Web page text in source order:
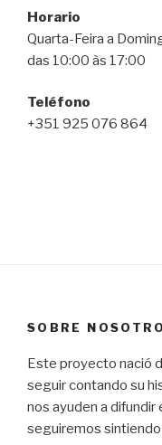
Horario
Quarta-Feira a
das 10:00 às 17:00
Teléfono
+351 925 076 864
SOBRE
Este proyecto nació
seguir contando su
nos ayuden a difundir
seguiremos